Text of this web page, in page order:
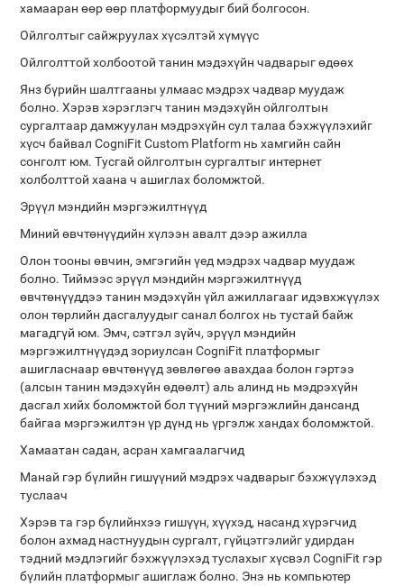
хамааран өөр өөр платформуудыг бий болгосон.
Ойлголтыг сайжруулах хүсэлтэй хүмүүс
Ойлголттой холбоотой танин мэдэхүйн чадварыг өдөөх
Янз бүрийн шалтгааны улмаас мэдрэх чадвар муудаж
болно. Хэрэв хэрэглэгч танин мэдэхүйн ойлголтын
сургалтаар дамжуулан мэдрэхүйн сул талаа бэхжүүлэхийг
хүсч байвал CogniFit Custom Platform нь хамгийн сайн
сонголт юм. Тусгай ойлголтын сургалтыг интернет
холболттой хаана ч ашиглах боломжтой.
Эрүүл мэндийн мэргэжилтнүүд
Миний өвчтөнүүдийн хүлээн авалт дээр ажилла
Олон тооны өвчин, эмгэгийн үед мэдрэх чадвар муудаж
болно. Тиймээс эрүүл мэндийн мэргэжилтнүүд
өвчтөнүүддээ танин мэдэхүйн үйл ажиллагааг идэвхжүүлэх
олон төрлийн дасгалуудыг санал болгох нь тустай байж
магадгүй юм. Эмч, сэтгэл зүйч, эрүүл мэндийн
мэргэжилтнүүдэд зориулсан CogniFit платформыг
ашигласнаар өвчтөнүүд зөвлөгөө авахдаа болон гэртээ
(алсын танин мэдэхүйн өдөөлт) аль алинд нь мэдрэхүйн
дасгал хийх боломжтой бол түүний мэргэжлийн дансанд
байгаа мэргэжилтэн үр дүнд нь үргэлж хандах боломжтой.
Хамаатан садан, асран хамгаалагчид
Манай гэр бүлийн гишүүний мэдрэх чадварыг бэхжүүлэхэд
туслаач
Хэрэв та гэр бүлийнхээ гишүүн, хүүхэд, насанд хүрэгчид
болон ахмад настнуудын сургалт, гүйцэтгэлийг удирдан
тэдний мэдлэгийг бэхжүүлэхэд туслахыг хүсвэл CogniFit гэр
бүлийн платформыг ашиглаж болно. Энэ нь компьютер